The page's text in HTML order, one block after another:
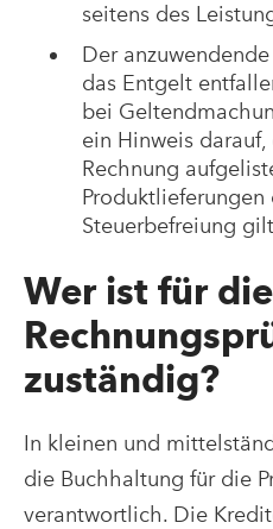
seitens des
Der
das Entgelt
bei
ein Hinweis
Rechnung
Steuerbefreiung
Wer ist für die
zuständig?
In kleinen und
die Buchhaltung für die
verantwortlich. Die